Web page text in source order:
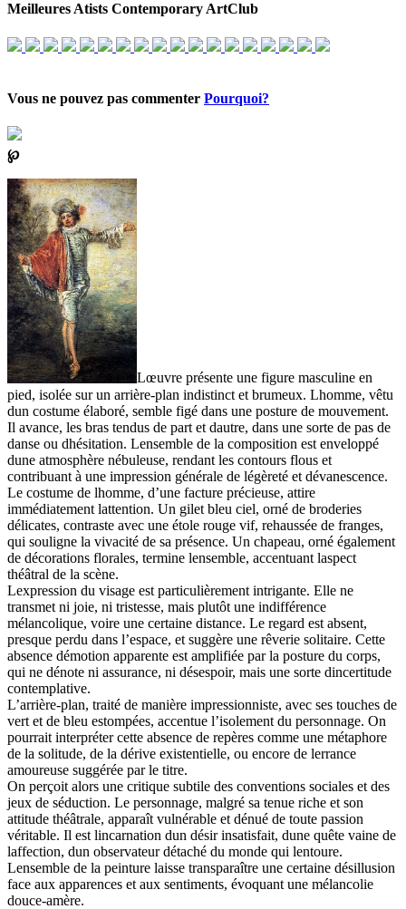
Meilleures Atists Contemporary ArtClub
Vous ne pouvez pas commenter Pourquoi?
℘
Lœuvre présente une figure masculine en
pied, isolée sur un arrière-plan indistinct et brumeux. Lhomme, vêtu
dun costume élaboré, semble figé dans une posture de mouvement.
Il avance, les bras tendus de part et dautre, dans une sorte de pas de
danse ou dhésitation. Lensemble de la composition est enveloppé
dune atmosphère nébuleuse, rendant les contours flous et
contribuant à une impression générale de légèreté et dévanescence.
Le costume de lhomme, d’une facture précieuse, attire
immédiatement lattention. Un gilet bleu ciel, orné de broderies
délicates, contraste avec une étole rouge vif, rehaussée de franges,
qui souligne la vivacité de sa présence. Un chapeau, orné également
de décorations florales, termine lensemble, accentuant laspect
théâtral de la scène.
Lexpression du visage est particulièrement intrigante. Elle ne
transmet ni joie, ni tristesse, mais plutôt une indifférence
mélancolique, voire une certaine distance. Le regard est absent,
presque perdu dans l’espace, et suggère une rêverie solitaire. Cette
absence démotion apparente est amplifiée par la posture du corps,
qui ne dénote ni assurance, ni désespoir, mais une sorte dincertitude
contemplative.
L’arrière-plan, traité de manière impressionniste, avec ses touches de
vert et de bleu estompées, accentue l’isolement du personnage. On
pourrait interpréter cette absence de repères comme une métaphore
de la solitude, de la dérive existentielle, ou encore de lerrance
amoureuse suggérée par le titre.
On perçoit alors une critique subtile des conventions sociales et des
jeux de séduction. Le personnage, malgré sa tenue riche et son
attitude théâtrale, apparaît vulnérable et dénué de toute passion
véritable. Il est lincarnation dun désir insatisfait, dune quête vaine de
laffection, dun observateur détaché du monde qui lentoure.
Lensemble de la peinture laisse transparaître une certaine désillusion
face aux apparences et aux sentiments, évoquant une mélancolie
douce-amère.